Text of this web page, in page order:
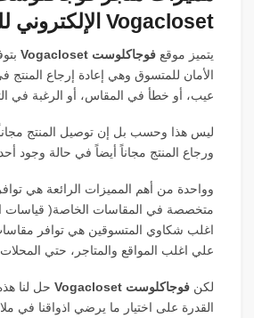
Vogacloset الإلكتروني للتسوق
يتميز موقع فوجاكلوست Vogacloset
الأمان للمتسوق وهي إعادة إرجاع المنتج
عيب، أو خطأ في المقاس، أو الرغبة في
ليس هذا وحسب بل إن توصيل المنتج
ورجاع المنتج مجاناً أيضاً في حالة وجود
وواحدة من أهم المميزات الرائعة هي
متخصصة في المقاسات الخاصة( قياسات
اغلب شكاوي المتسوقين هي توافر
علي اغلب المواقع والمتاجر، حتي المحلات
لكن فوجاكلوست Vogacloset
حل لنا هذه
القدرة على اختيار ما يرضي اذواقنا في